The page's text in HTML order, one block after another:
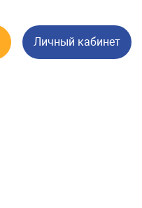
Личный кабинет